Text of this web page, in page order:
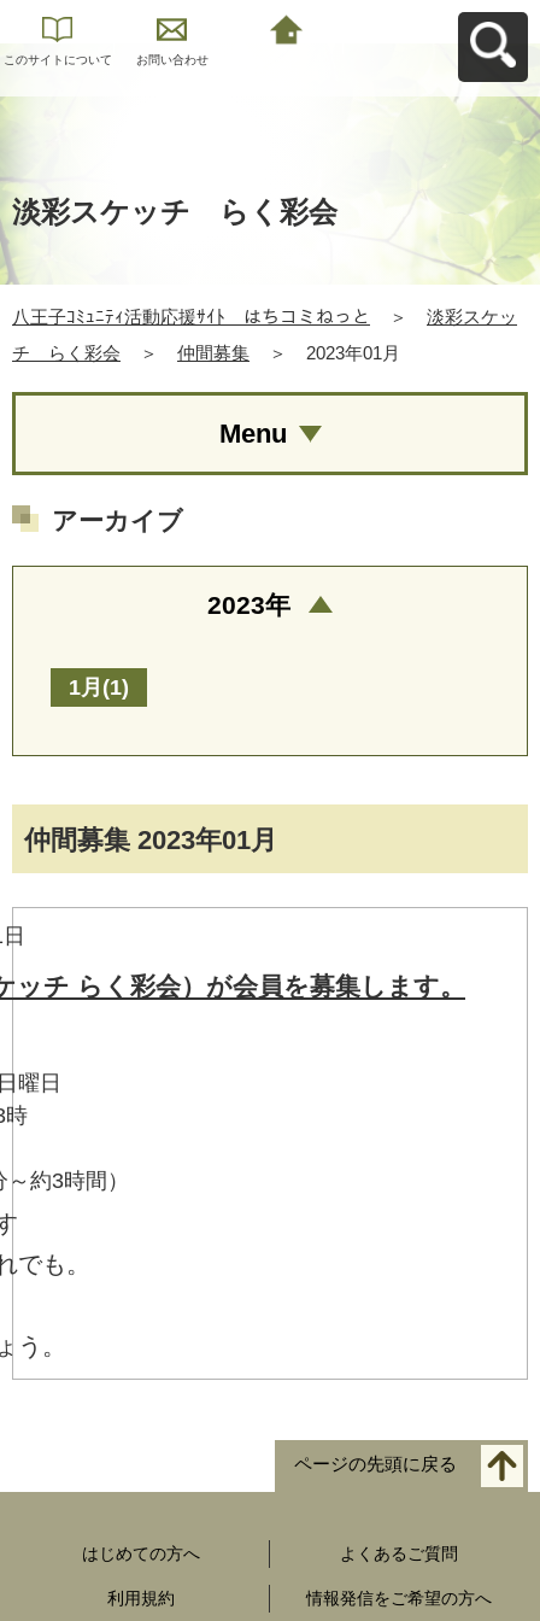
このサイトについて お問い合わせ
淡彩スケッチ らく彩会
八王子ｺﾐｭﾆﾃｨ活動応援ｻｲﾄ はちコミねっと ＞
淡彩スケッ
チ らく彩会
＞ 仲間募集 ＞ 2023年01月
仲間募集 2023年01月
ッチ らく彩会）が会員を募集します。
曜日
時
約3時間）
でも。
う。
Menu
アーカイブ
2023年
1月(1)
ページの先頭に戻る
はじめての方へ よくあるご質問
利用規約 情報発信をご希望の方へ